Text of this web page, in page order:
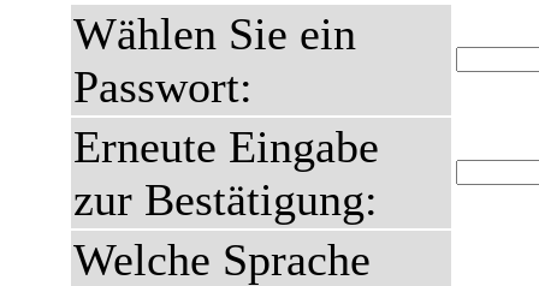
Wählen Sie ein
Passwort:
Erneute Eingabe
zur Bestätigung:
Welche Sprache